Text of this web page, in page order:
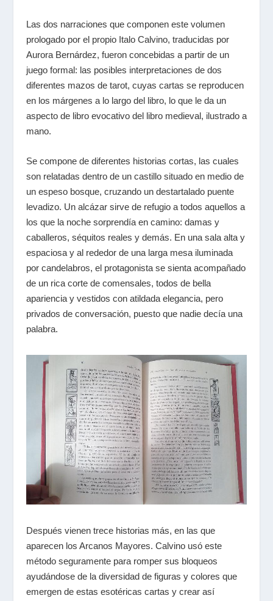
Las dos narraciones que componen este volumen
prologado por el propio Italo Calvino, traducidas por
Aurora Bernárdez, fueron concebidas a partir de un
juego formal: las posibles interpretaciones de dos
diferentes mazos de tarot, cuyas cartas se reproducen
en los márgenes a lo largo del libro, lo que le da un
aspecto de libro evocativo del libro medieval, ilustrado a
mano.
Se compone de diferentes historias cortas, las cuales
son relatadas dentro de un castillo situado en medio de
un espeso bosque, cruzando un destartalado puente
levadizo. Un alcázar sirve de refugio a todos aquellos a
los que la noche sorprendía en camino: damas y
caballeros, séquitos reales y demás. En una sala alta y
espaciosa y al rededor de una larga mesa iluminada
por candelabros, el protagonista se sienta acompañado
de un rica corte de comensales, todos de bella
apariencia y vestidos con atildada elegancia, pero
privados de conversación, puesto que nadie decía una
palabra.
Después vienen trece historias más, en las que
aparecen los Arcanos Mayores. Calvino usó este
método seguramente para romper sus bloqueos
ayudándose de la diversidad de figuras y colores que
emergen de estas esotéricas cartas y crear así